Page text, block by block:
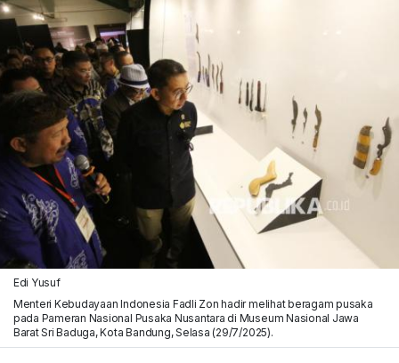
Edi Yusuf
Menteri Kebudayaan Indonesia Fadli Zon hadir melihat beragam pusaka
pada Pameran Nasional Pusaka Nusantara di Museum Nasional Jawa
Barat Sri Baduga, Kota Bandung, Selasa (29/7/2025).